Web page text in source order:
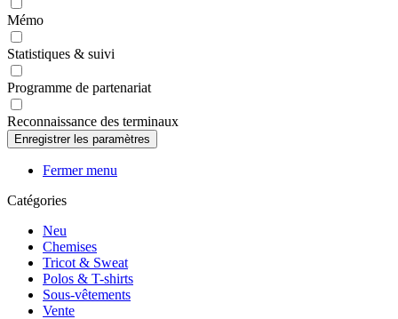
Mémo
Statistiques & suivi
Programme de partenariat
Reconnaissance des terminaux
Fermer menu
Catégories
Neu
Chemises
Tricot & Sweat
Polos & T-shirts
Sous-vêtements
Vente